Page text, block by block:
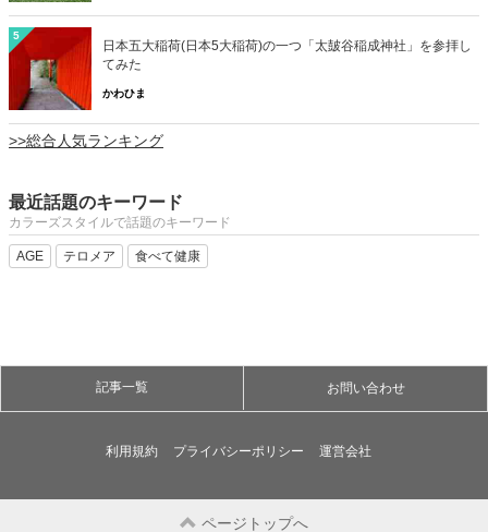
5
日本五大稲荷(日本5大稲荷)の一つ「太皷谷稲成神社」を参拝し
てみた
かわひま
>>総合人気ランキング
最近話題のキーワード
カラーズスタイルで話題のキーワード
AGE テロメア 食べて健康
記事一覧 お問い合わせ
利用規約 プライバシーポリシー 運営会社
ページトップへ